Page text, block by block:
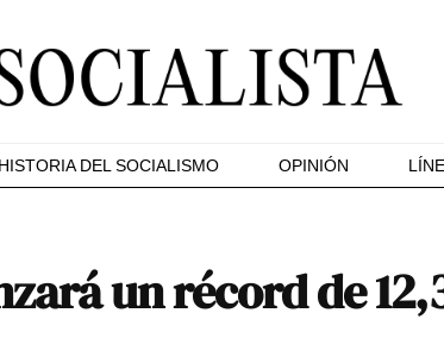
HISTORIA DEL SOCIALISMO OPINIÓN
un récord de